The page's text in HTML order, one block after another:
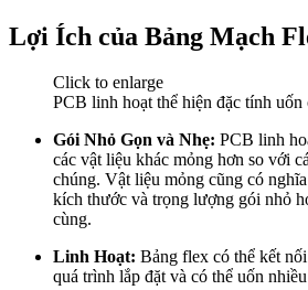
Lợi Ích của Bảng Mạch
Click to enlarge
PCB linh hoạt thể hiện đặc tính uốn
Gói Nhỏ Gọn và Nhẹ: PCB linh
các vật liệu khác mỏng hơn so với
chúng. Vật liệu mỏng cũng có
kích thước và trọng lượng gói nhỏ
cùng.
Linh Hoạt: Bảng flex có thể kết
quá trình lắp đặt và có thể uốn